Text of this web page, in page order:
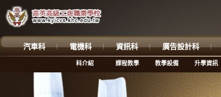
汽車科 電機科 資訊科 廣告設計科
科介紹 課程教學 教學設備 升學資訊